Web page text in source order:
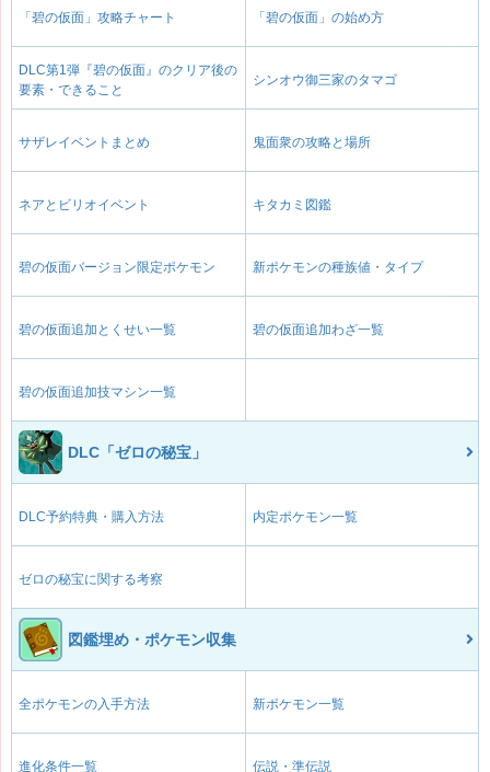
「碧の仮面」攻略チャート 「碧の仮面」の始め方
DLC第1弾『碧の仮面』のクリア後の
要素・できること
シンオウ御三家のタマゴ
サザレイベントまとめ 鬼面衆の攻略と場所
ネアとビリオイベント キタカミ図鑑
碧の仮面バージョン限定ポケモン 新ポケモンの種族値・タイプ
碧の仮面追加とくせい一覧 碧の仮面追加わざ一覧
碧の仮面追加技マシン一覧
DLC「ゼロの秘宝」
DLC予約特典・購入方法 内定ポケモン一覧
ゼロの秘宝に関する考察
図鑑埋め・ポケモン収集
全ポケモンの入手方法 新ポケモン一覧
進化条件一覧 伝説・準伝説